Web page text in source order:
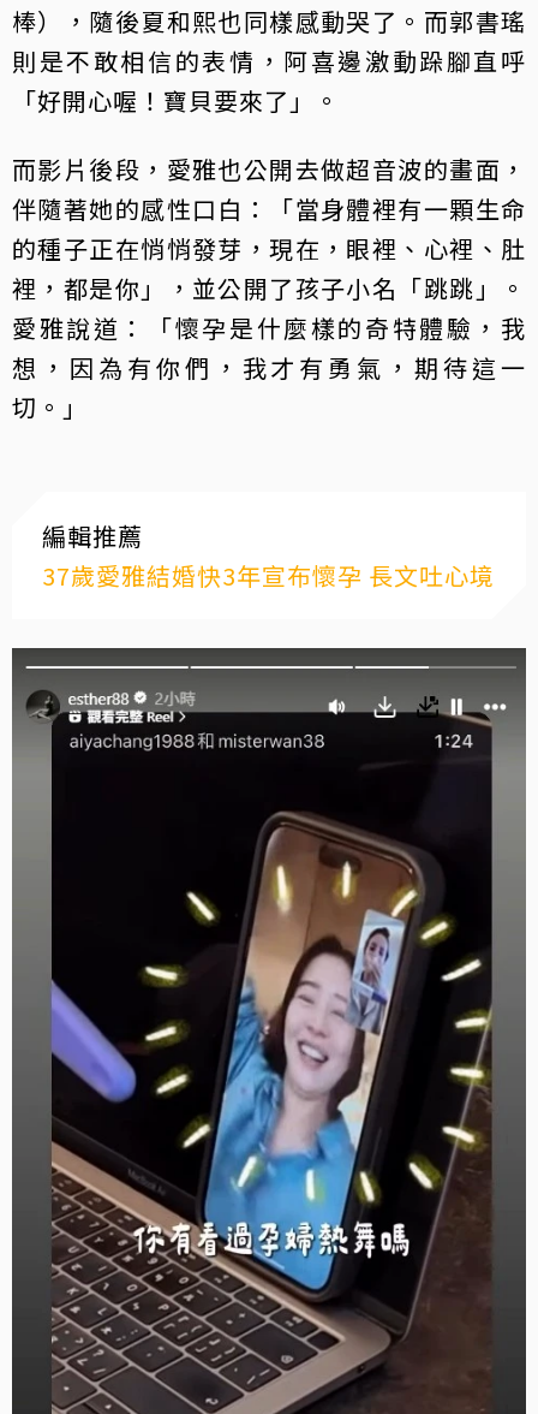
棒），隨後夏和熙也同樣感動哭了。而郭書瑤
則是不敢相信的表情，阿喜邊激動跺腳直呼
「好開心喔！寶貝要來了」。
而影片後段，愛雅也公開去做超音波的畫面，
伴隨著她的感性口白：「當身體裡有一顆生命
的種子正在悄悄發芽，現在，眼裡、心裡、肚
裡，都是你」，並公開了孩子小名「跳跳」。
愛雅說道：「懷孕是什麼樣的奇特體驗，我
想，因為有你們，我才有勇氣，期待這一
切。」
編輯推薦
37歲愛雅結婚快3年宣布懷孕 長文吐心境